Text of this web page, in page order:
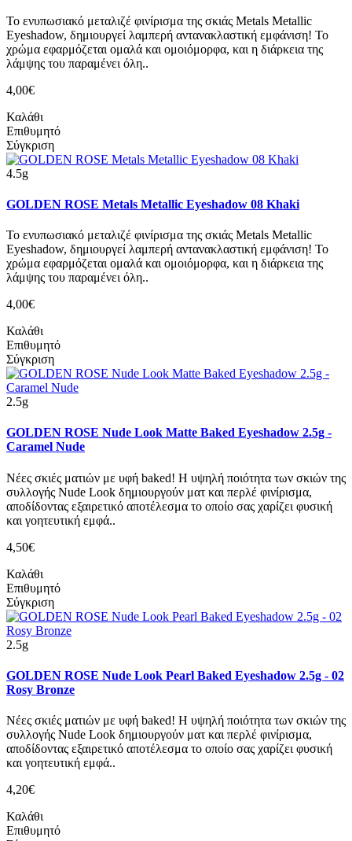
Το ενυπωσιακό μεταλιζέ φινίρισμα της σκιάς Metals Metallic
Eyeshadow, δημιουργεί λαμπερή αντανακλαστική εμφάνιση! Το
χρώμα εφαρμόζεται ομαλά και ομοιόμορφα, και η διάρκεια της
λάμψης του παραμένει όλη..
4,00€
Καλάθι
Επιθυμητό
Σύγκριση
4.5g
GOLDEN ROSE Metals Metallic Eyeshadow 08 Khaki
Το ενυπωσιακό μεταλιζέ φινίρισμα της σκιάς Metals Metallic
Eyeshadow, δημιουργεί λαμπερή αντανακλαστική εμφάνιση! Το
χρώμα εφαρμόζεται ομαλά και ομοιόμορφα, και η διάρκεια της
λάμψης του παραμένει όλη..
4,00€
Καλάθι
Επιθυμητό
Σύγκριση
2.5g
GOLDEN ROSE Nude Look Matte Baked Eyeshadow 2.5g -
Caramel Nude
Νέες σκιές ματιών με υφή baked! Η υψηλή ποιότητα των σκιών της
συλλογής Nude Look δημιουργούν ματ και περλέ φινίρισμα,
αποδίδοντας εξαιρετικό αποτέλεσμα το οποίο σας χαρίζει φυσική
και γοητευτική εμφά..
4,50€
Καλάθι
Επιθυμητό
Σύγκριση
2.5g
GOLDEN ROSE Nude Look Pearl Baked Eyeshadow 2.5g - 02
Rosy Bronze
Νέες σκιές ματιών με υφή baked! Η υψηλή ποιότητα των σκιών της
συλλογής Nude Look δημιουργούν ματ και περλέ φινίρισμα,
αποδίδοντας εξαιρετικό αποτέλεσμα το οποίο σας χαρίζει φυσική
και γοητευτική εμφά..
4,20€
Καλάθι
Επιθυμητό